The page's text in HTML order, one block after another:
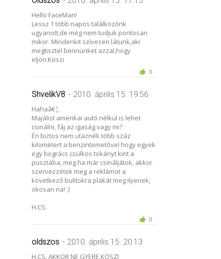
Hello FaceMan!
Lessz 1 több napos találkozónk
ugyanott,de még nem tudjuk pontosan
mikor. Mindenkit szívesen látunk,aki
megtisztel bennünket azzal,hogy
eljön.Köszi
0
ShvelikV8 - 2010. április 15. 19:56
Hahaâ€¦.
Majálist amerikai autó nélkül is lehet
csinálni, fáj az igaság vagy mi?
Én biztos nem utaznék több száz
kilométert a benzintemetővel hogy egyek
egy bogrács csülkös tokányt kint a
pusztába, meg ha már csináljátok, akkor
szervezzétek meg a reklámot a
következő bulitokra plakát meg ilyenek,
okosan na! :)
H.CS.
0
oldszos - 2010. április 15. 20:13
H.CS. AKKOR NE GYERE.KÖSZI